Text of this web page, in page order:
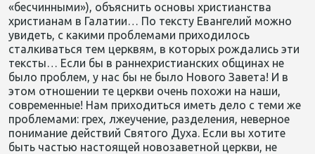
«бесчинными»), объяснить основы христианства
христианам в Галатии… По тексту Евангелий можно
увидеть, с какими проблемами приходилось
сталкиваться тем церквям, в которых рождались эти
тексты… Если бы в раннехристианских общинах не
было проблем, у нас бы не было Нового Завета! И в
этом отношении те церкви очень похожи на наши,
современные! Нам приходиться иметь дело с теми же
проблемами: грех, лжеучение, разделения, неверное
понимание действий Святого Духа. Если вы хотите
быть частью настоящей новозаветной церкви, не